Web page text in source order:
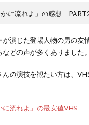
かに流れよ」の感想
演じた登場人物の男の友
どの声が多くありました。
んの演技を観たい方は、
に流れよ」の最安値VHS